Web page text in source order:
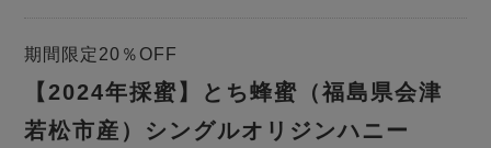
期間限定20％OFF
【2024年採蜜】とち蜂蜜（福島県会津
若松市産）シングルオリジンハニー